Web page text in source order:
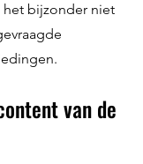
bijzonder niet
van de